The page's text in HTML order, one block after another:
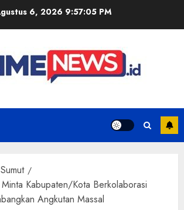
6, 2026 9:57:06 PM
Minta Kabupaten/Kota Berkolaborasi
Angkutan Massal